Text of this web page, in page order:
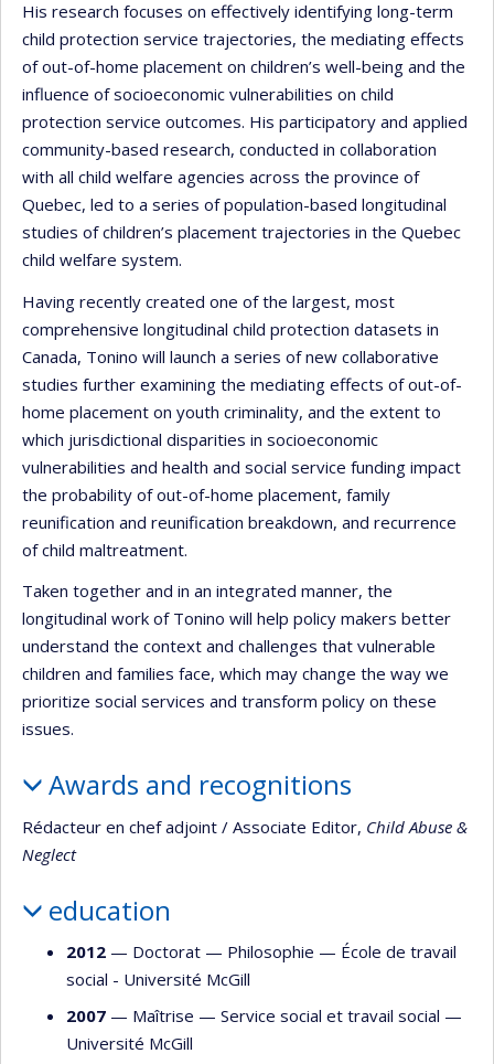
His research focuses on effectively identifying long-term
child protection service trajectories, the mediating effects
of out-of-home placement on children’s well-being and the
influence of socioeconomic vulnerabilities on child
protection service outcomes. His participatory and applied
community-based research, conducted in collaboration
with all child welfare agencies across the province of
Quebec, led to a series of population-based longitudinal
studies of children’s placement trajectories in the Quebec
child welfare system.
Having recently created one of the largest, most
comprehensive longitudinal child protection datasets in
Canada, Tonino will launch a series of new collaborative
studies further examining the mediating effects of out-of-
home placement on youth criminality, and the extent to
which jurisdictional disparities in socioeconomic
vulnerabilities and health and social service funding impact
the probability of out-of-home placement, family
reunification and reunification breakdown, and recurrence
of child maltreatment.
Taken together and in an integrated manner, the
longitudinal work of Tonino will help policy makers better
understand the context and challenges that vulnerable
children and families face, which may change the way we
prioritize social services and transform policy on these
issues.
Awards and recognitions
Rédacteur en chef adjoint / Associate Editor, Child Abuse &
Neglect
education
2012 — Doctorat — Philosophie — École de travail
social - Université McGill
2007 — Maîtrise — Service social et travail social —
Université McGill